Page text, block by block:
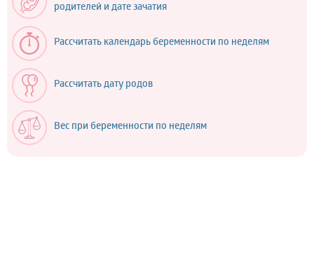
родителей и дате зачатия
Рассчитать календарь беременности по неделям
Рассчитать дату родов
Вес при беременности по неделям